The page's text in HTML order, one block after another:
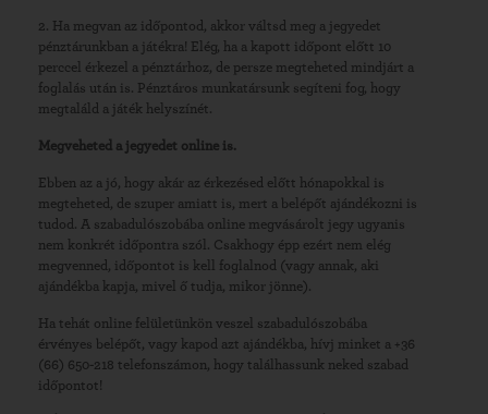
2. Ha megvan az időpontod, akkor váltsd meg a jegyedet
pénztárunkban a játékra! Elég, ha a kapott időpont előtt 10
perccel érkezel a pénztárhoz, de persze megteheted mindjárt a
foglalás után is. Pénztáros munkatársunk segíteni fog, hogy
megtaláld a játék helyszínét.
Megveheted a jegyedet online is.
Ebben az a jó, hogy akár az érkezésed előtt hónapokkal is
megteheted, de szuper amiatt is, mert a belépőt ajándékozni is
tudod. A szabadulószobába online megvásárolt jegy ugyanis
nem konkrét időpontra szól. Csakhogy épp ezért nem elég
megvenned, időpontot is kell foglalnod (vagy annak, aki
ajándékba kapja, mivel ő tudja, mikor jönne).
Ha tehát online felületünkön veszel szabadulószobába
érvényes belépőt, vagy kapod azt ajándékba, hívj minket a +36
(66) 650-218 telefonszámon, hogy találhassunk neked szabad
időpontot!